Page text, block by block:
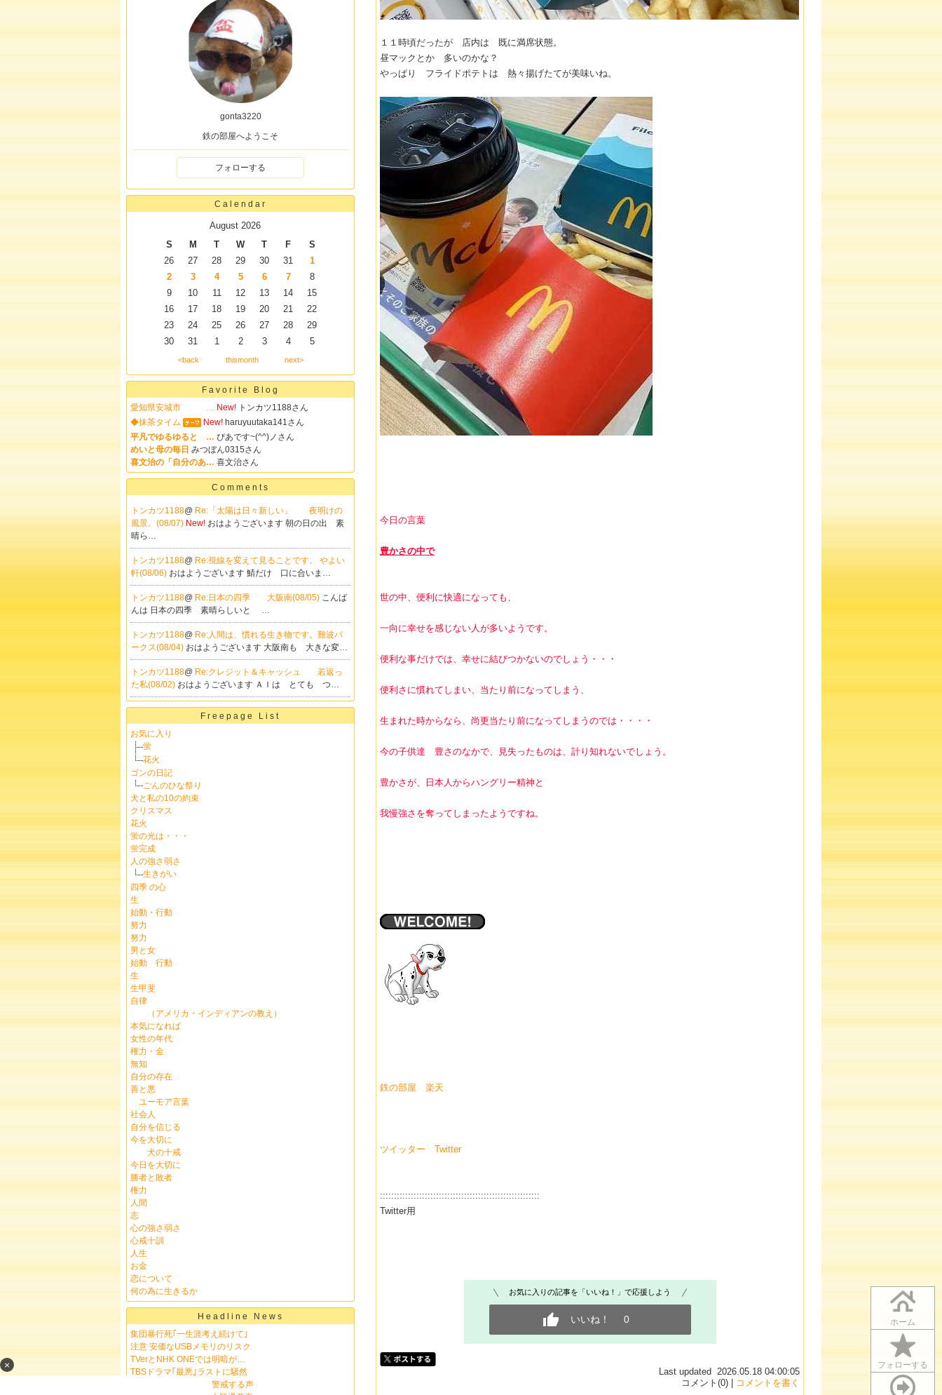
ホーム
フォローする
×
gonta3220
鉄の部屋へようこそ
フォローする
Calendar
August 2026
S
M T W T F
S
26
27 28 29 30 31
1
2
3 4 5 6 7
8
9
10 11 12 13 14
15
16
17 18 19 20 21
22
23
24 25 26 27 28
29
30
31 1 2 3 4 5
<back thismonth next>
Favorite Blog
愛知県安城市 … New! トンカツ1188さん
◆抹茶タイム
New! haruyuutaka141さん
平凡でゆるゆると … ぴあです~(^^)ノさん
めいと母の毎日 みつぼん0315さん
喜文治の「自分のあ… 喜文治さん
Comments
トンカツ1188@ Re:「太陽は日々新しい」 夜明けの
風景。(08/07) New! おはようございます 朝の日の出 素
晴ら…
トンカツ1188@ Re:視線を変えて見ることです。 やよい
軒(08/06) おはようございます 鯖だけ 口に合いま…
トンカツ1188@ Re:日本の四季 大阪南(08/05) こんば
んは 日本の四季 素晴らしいと …
トンカツ1188@ Re:人間は、慣れる生き物です。難波パ
ークス(08/04) おはようございます 大阪南も 大きな変…
トンカツ1188@ Re:クレジット＆キャッシュ 若返っ
た私(08/02) おはようございます ＡＩは とても つ…
Freepage List
お気に入り
蛍
花火
ゴンの日記
ごんのひな祭り
犬と私の10の約束
クリスマス
花火
蛍の光は・・・
蛍完成
人の強さ弱さ
生きがい
四季 の心
生
始動・行動
努力
努力
男と女
始動 行動
生
生甲斐
自律
（アメリカ・インディアンの教え）
本気になれば
女性の年代
権力・金
無知
自分の存在
善と悪
ユーモア言葉
社会人
自分を信じる
今を大切に
犬の十戒
今日を大切に
勝者と敗者
権力
人間
志
心の強さ弱さ
心戒十訓
人生
お金
恋について
何の為に生きるか
Headline News
集団暴行死｢一生涯考え続けて｣
注意 安価なUSBメモリのリスク
TVerとNHK ONEでは明暗が…
TBSドラマ｢最悪｣ラストに騒然
｢イスラム版NATO｣と警戒する声
１１時頃だったが 店内は 既に満席状態。
昼マックとか 多いのかな？
やっぱり フライドポテトは 熱々揚げたてが美味いね。
今日の言葉
豊かさの中で
世の中、便利に快適になっても、
一向に幸せを感じない人が多いようです。
便利な事だけでは、幸せに結びつかないのでしょう・・・
便利さに慣れてしまい、当たり前になってしまう、
生まれた時からなら、尚更当たり前になってしまうのでは・・・・
今の子供達 豊さのなかで、見失ったものは、計り知れないでしょう。
豊かさが、日本人からハングリー精神と
我慢強さを奪ってしまったようですね。
鉄の部屋 楽天
ツイッター Twitter
:::::::::::::::::::::::::::::::::::::::::::::::::::::::::
Twitter用
お気に入りの記事を「いいね！」で応援しよう
いいね！ 0
Last updated 2026.05.18 04:00:05
コメント(0) |
コメントを書く